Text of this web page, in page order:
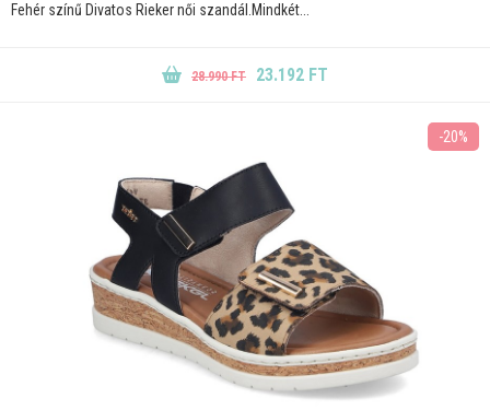
Fehér színű Divatos Rieker női szandál.Mindkét...
28.990 FT 23.192 FT
-20%